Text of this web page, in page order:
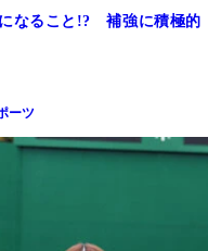
なること!? 補強に積極的
ーツ